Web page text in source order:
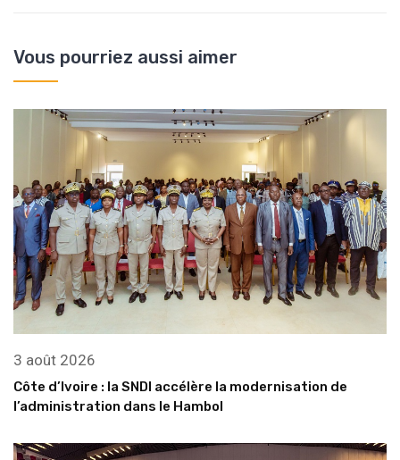
Vous pourriez aussi aimer
3 août 2026
Côte d’Ivoire : la SNDI accélère la modernisation de
l’administration dans le Hambol